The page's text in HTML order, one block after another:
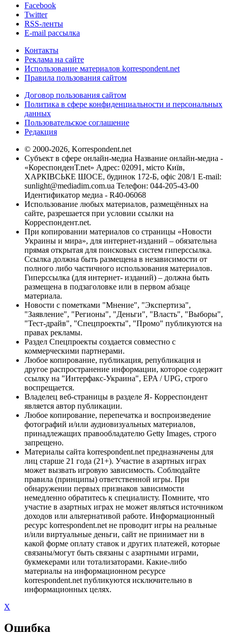
Facebook
Twitter
RSS-ленты
E-mail рассылка
Контакты
Реклама на сайте
Использование материалов korrespondent.net
Правила пользования сайтом
Договор пользования сайтом
Политика в сфере конфиденциальности и персональных
данных
Пользовательское соглашение
Редакция
© 2000-2026, Korrespondent.net
Субъект в сфере онлайн-медиа Название онлайн-медиа -
«КореспонденТ.net» Адрес: 02091, місто Київ,
ХАРКІВСЬКЕ ШОСЕ, будинок 172-Б, офіс 208/1 E-mail:
sunlight@mediadim.com.ua Телефон: 044-205-43-00
Идентификатор медиа - R40-06068
Использование любых материалов, размещённых на
сайте, разрешается при условии ссылки на
Корреспондент.net.
При копировании материалов со страницы «Новости
Украины и мира», для интернет-изданий – обязательна
прямая открытая для поисковых систем гиперссылка.
Ссылка должна быть размещена в независимости от
полного либо частичного использования материалов.
Гиперссылка (для интернет- изданий) – должна быть
размещена в подзаголовке или в первом абзаце
материала.
Новости с пометками "Мнение", "Экспертиза",
"Заявление", "Регионы", "Деньги", "Власть", "Выборы",
"Тест-драйв", "Спецпроекты", "Промо" публикуются на
правах рекламы.
Раздел Спецпроекты создается совместно с
коммерческими партнерами.
Любое копирование, публикация, републикация и
другое распространение информации, которое содержит
ссылку на "Интерфакс-Украина", EPA / UPG, строго
воспрещается.
Владелец веб-страницы в разделе Я- Корреспондент
является автор публикации.
Любое копирование, перепечатка и воспроизведение
фотографий и/или аудиовизуальных материалов,
принадлежащих правообладателю Getty Images, строго
запрещено.
Материалы сайта korrespondent.net предназначены для
лиц старше 21 года (21+). Участие в азартных играх
может вызвать игровую зависимость. Соблюдайте
правила (принципы) ответственной игры. При
обнаружении первых признаков зависимости
немедленно обратитесь к специалисту. Помните, что
участие в азартных играх не может являться источником
доходов или альтернативой работе. Информационный
ресурс korrespondent.net не проводит игры на реальные
и/или виртуальные деньги, сайт не принимает ни в
какой форме оплату ставок и других платежей, которые
связаны/могут быть связаны с азартными играми,
букмекерами или тотализаторами. Какие-либо
материалы на информационном ресурсе
korrespondent.net публикуются исключительно в
информационных целях.
X
Ошибка